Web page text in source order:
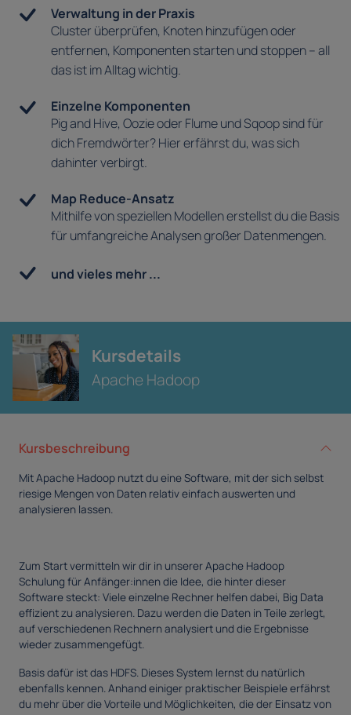
Verwaltung in der Praxis
Cluster überprüfen, Knoten hinzufügen oder
entfernen, Komponenten starten und stoppen – all
das ist im Alltag wichtig.
Einzelne Komponenten
Pig and Hive, Oozie oder Flume und Sqoop sind für
dich Fremdwörter? Hier erfährst du, was sich
dahinter verbirgt.
Map Reduce-Ansatz
Mithilfe von speziellen Modellen erstellst du die Basis
für umfangreiche Analysen großer Datenmengen.
und vieles mehr ...
Kursdetails
Apache Hadoop
Kursbeschreibung
Mit Apache Hadoop nutzt du eine Software, mit der sich selbst
riesige Mengen von Daten relativ einfach auswerten und
analysieren lassen.
Zum Start vermitteln wir dir in unserer Apache Hadoop
Schulung für Anfänger:innen die Idee, die hinter dieser
Software steckt: Viele einzelne Rechner helfen dabei, Big Data
effizient zu analysieren. Dazu werden die Daten in Teile zerlegt,
auf verschiedenen Rechnern analysiert und die Ergebnisse
wieder zusammengefügt.
Basis dafür ist das HDFS. Dieses System lernst du natürlich
ebenfalls kennen. Anhand einiger praktischer Beispiele erfährst
du mehr über die Vorteile und Möglichkeiten, die der Einsatz von